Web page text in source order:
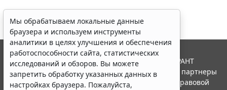
Мы обрабатываем локальные данные
браузера и используем инструменты
аналитики в целях улучшения и обеспечения
работоспособности сайта, статистических
исследований и обзоров. Вы можете
запретить обработку указанных данных в
настройках браузера. Пожалуйста,
© ООО "НПП "ГАРАНТ-СЕРВИС", 2026. Система ГАРАНТ
выпускается с 1990 года. Компания "Гарант" и ее партнеры
являются участниками Российской ассоциации правовой